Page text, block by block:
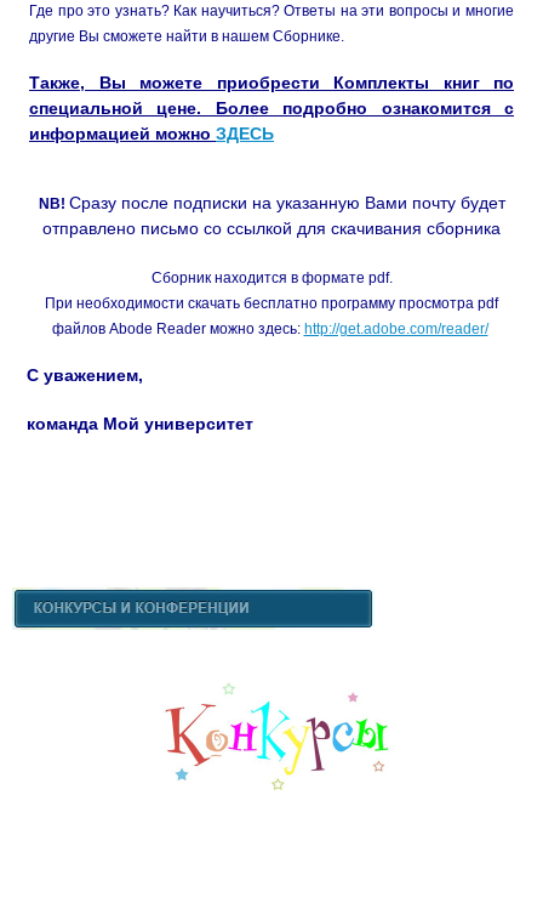
Где про это узнать? Как научиться? Ответы на эти вопросы и многие
другие Вы сможете найти в нашем Сборнике.
Также, Вы можете приобрести Комплекты книг по
специальной цене. Более подробно ознакомится с
информацией можно ЗДЕСЬ
NB! Сразу после подписки на указанную Вами почту будет
отправлено письмо со ссылкой для скачивания сборника
Сборник находится в формате pdf.
При необходимости скачать бесплатно программу просмотра pdf
файлов Abode Reader можно здесь: http://get.adobe.com/reader/
С уважением,
команда Мой университет